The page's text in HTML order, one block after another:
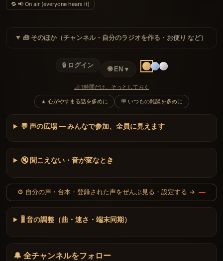
🔁 📢 On air (everyone hears it)
🧰 そのほか（チャンネル・自分のラジオを作る・お便り など）
🔒 ログイン
🌐 EN ▾
🌙 1時間だけ、そっとしておく
🧘 心がやすまる話を多めに 💬 いつもの雑談を多めに
💬 声の広場 — みんなで参加、全員に見えます
🔇 聞こえない・音が変なとき
⚙️ 自分の声・台本・登録された声をぜんぶ見る・設定する →
🎚 音の調整（曲・速さ・端末同期）
🔔 全チャンネルをフォロー